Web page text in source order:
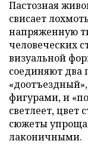
Пастозная
свисает
напряженную
человеческих
визуальной
соединяют два
фигурами, и
светлеет, цвет
сюжеты
лаконичными.